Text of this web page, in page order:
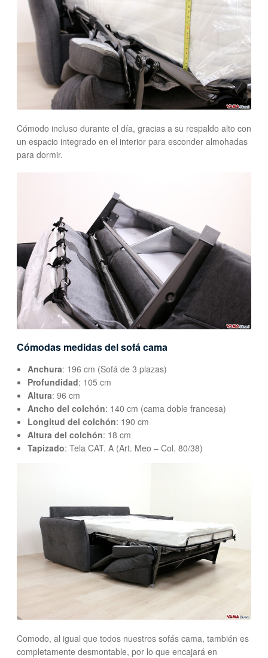
Cómodo incluso durante el día, gracias a su respaldo alto con
un espacio integrado en el interior para esconder almohadas
para dormir.
Cómodas medidas del sofá cama
Anchura: 196 cm (Sofá de 3 plazas)
Profundidad: 105 cm
Altura: 96 cm
Ancho del colchón: 140 cm (cama doble francesa)
Longitud del colchón: 190 cm
Altura del colchón: 18 cm
Tapizado: Tela CAT. A (Art. Meo – Col. 80/38)
Comodo, al igual que todos nuestros sofás cama, también es
completamente desmontable, por lo que encajará en